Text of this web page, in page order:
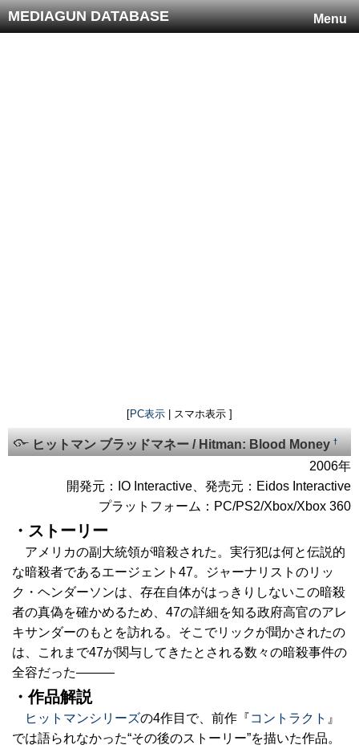
Menu
MEDIAGUN DATABASE
[PC表示 | スマホ表示 ]
ヒットマン ブラッドマネー / Hitman: Blood Money†
2006年
開発元：IO Interactive、発売元：Eidos Interactive
プラットフォーム：PC/PS2/Xbox/Xbox 360
・ストーリー
アメリカの副大統領が暗殺された。実行犯は何と伝説的
な暗殺者であるエージェント47。ジャーナリストのリッ
ク・ヘンダーソンは、存在自体がはっきりしないこの暗殺
者の真偽を確かめるため、47の詳細を知る政府高官のアレ
キサンダーのもとを訪れる。そこでリックが聞かされたの
は、これまで47が関与してきたとされる数々の暗殺事件の
全容だった―――
・作品解説
ヒットマンシリーズの4作目で、前作『コントラクト 』
では語られなかった“その後のストーリー”を描いた作品。